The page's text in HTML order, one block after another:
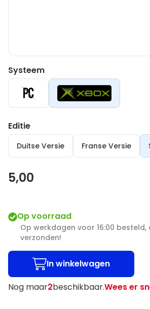
Systeem
Editie
Duitse Versie Franse Versie
5,00
Op voorraad
Op werkdagen voor 16:00
verzonden!
In winkelwagen
Nog maar2beschikbaar.Wees er